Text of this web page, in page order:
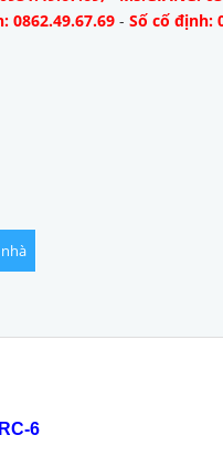
0862.49.67.69 -Số cố định:
6